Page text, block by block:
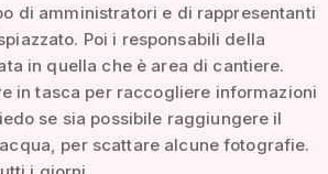
di amministratori e di rappresentanti
Poi i responsabili della
in quella che è area di cantiere.
in tasca per raccogliere informazioni
se sia possibile raggiungere il
per scattare alcune fotografie.